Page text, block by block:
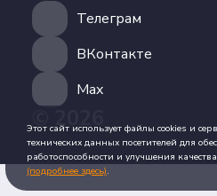
Телеграм
ВКонтакте
Max
© 2026
Телеграм
ВКонтакте
Max
Этот сайт использует файлы cookies и
технических данных посетителей для
работоспособности и улучшения
(подробнее здесь).